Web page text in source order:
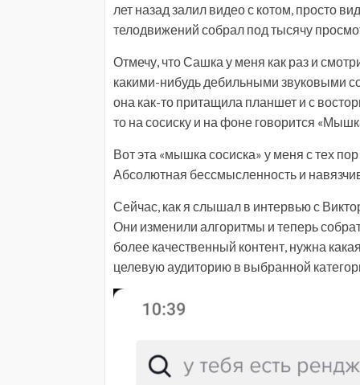
лет назад залил видео с котом, просто
телодвижений собрал под тысячу
Отмечу, что Сашка у меня как раз и
какими-нибудь дебильными звуковыми
она как-то притащила планшет и с
то на сосиску и на фоне говорится
Вот эта «мышка сосиска» у меня с тех
Абсолютная бессмысленность и
Сейчас, как я слышал в интервью с
Они изменили алгоритмы и теперь
более качественный контент, нужна
целевую аудиторию в выбранной